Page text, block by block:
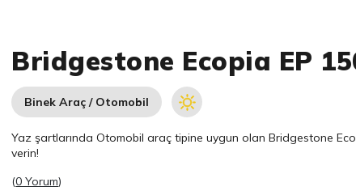
Bridgestone Ecopia EP
Binek Araç / Otomobil
Yaz şartlarında Otomobil araç tipine uygun olanBridgestone
verin!
(0 Yorum)